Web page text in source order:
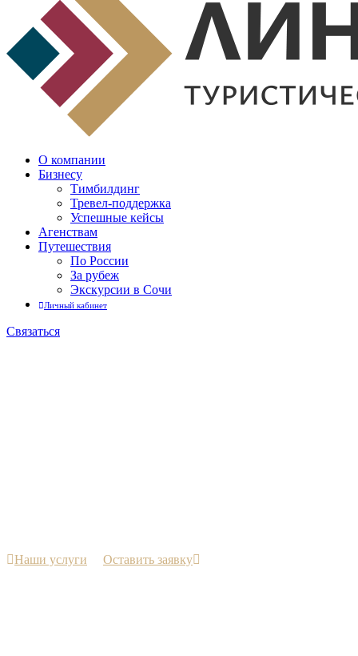
О компании
Бизнесу
Тимбилдинг
Тревел-поддержка
Успешные кейсы
Агенствам
Путешествия
По России
За рубеж
Экскурсии в Сочи
Личный кабинет
Связаться
Наши услуги Оставить заявку